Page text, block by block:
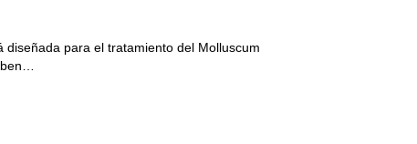
diseñada para el tratamiento del Molluscum
ben…